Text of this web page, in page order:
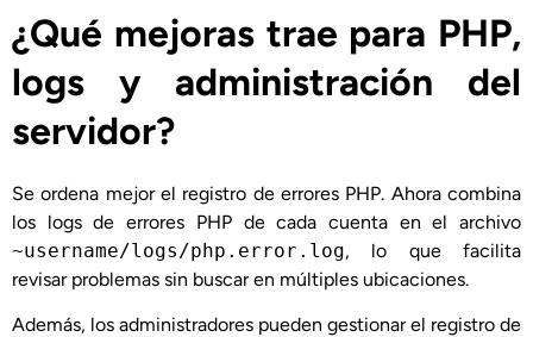
¿Qué mejoras trae para PHP,
logs y administración del
servidor?
Se ordena mejor el registro de errores PHP. Ahora combina
los logs de errores PHP de cada cuenta en el archivo
~username/logs/php.error.log, lo que facilita
revisar problemas sin buscar en múltiples ubicaciones.
Además, los administradores pueden gestionar el registro de